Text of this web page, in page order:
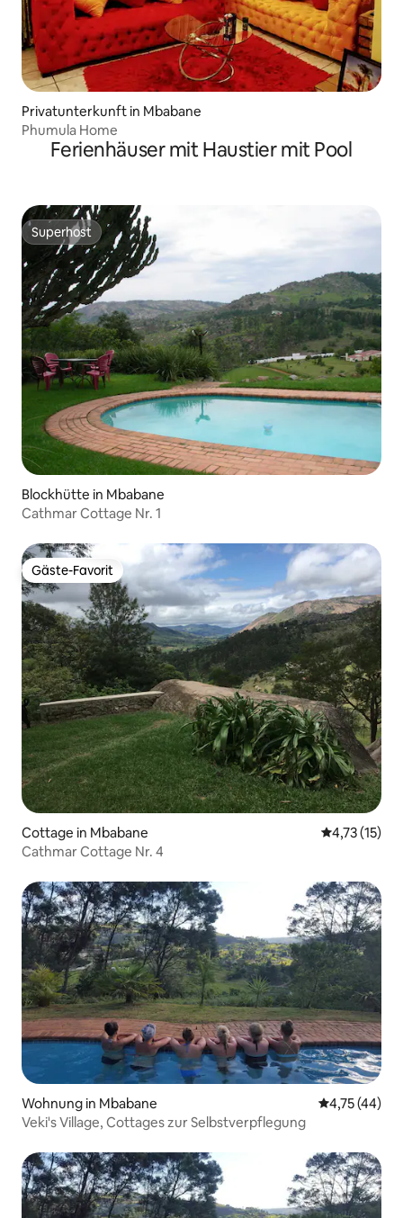
Privatunterkunft in Mbabane
Phumula Home
Ferienhäuser mit Haustier mit Pool
Superhost
Superhost
Blockhütte in Mbabane
Cathmar Cottage Nr. 1
Gäste-Favorit
Gäste-Favorit
Cottage in Mbabane
4,73 (15)
Cathmar Cottage Nr. 4
Wohnung in Mbabane
4,75 (44)
Veki's Village, Cottages zur Selbstverpflegung